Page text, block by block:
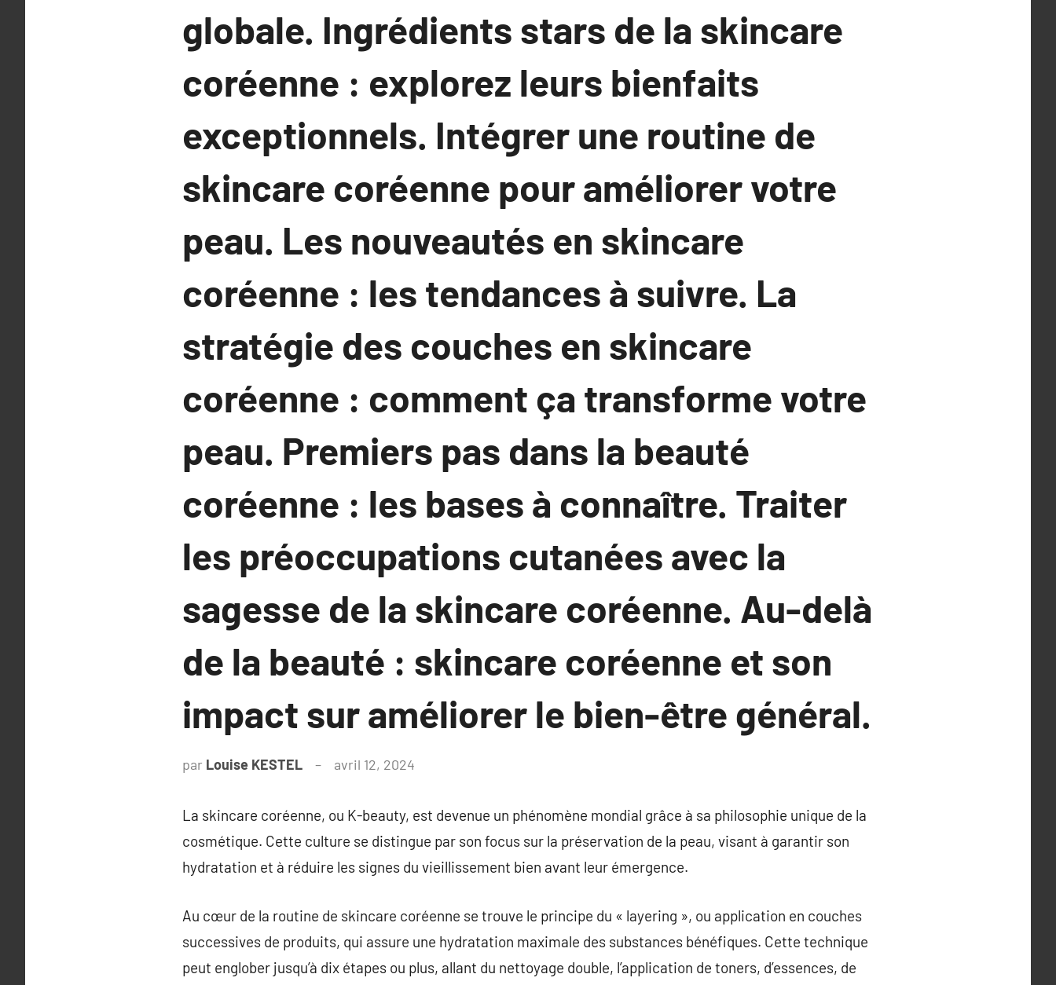
globale. Ingrédients stars de la skincare
coréenne : explorez leurs bienfaits
exceptionnels. Intégrer une routine de
skincare coréenne pour améliorer votre
peau. Les nouveautés en skincare
coréenne : les tendances à suivre. La
stratégie des couches en skincare
coréenne : comment ça transforme votre
peau. Premiers pas dans la beauté
coréenne : les bases à connaître. Traiter
les préoccupations cutanées avec la
sagesse de la skincare coréenne. Au-delà
de la beauté : skincare coréenne et son
impact sur améliorer le bien-être général.
par Louise KESTEL avril 12, 2024
La skincare coréenne, ou K-beauty, est devenue un phénomène mondial grâce à sa philosophie unique de la
cosmétique. Cette culture se distingue par son focus sur la préservation de la peau, visant à garantir son
hydratation et à réduire les signes du vieillissement bien avant leur émergence.
Au cœur de la routine de skincare coréenne se trouve le principe du « layering », ou application en couches
successives de produits, qui assure une hydratation maximale des substances bénéfiques. Cette technique
peut englober jusqu’à dix étapes ou plus, allant du nettoyage double, l’application de toners, d’essences, de